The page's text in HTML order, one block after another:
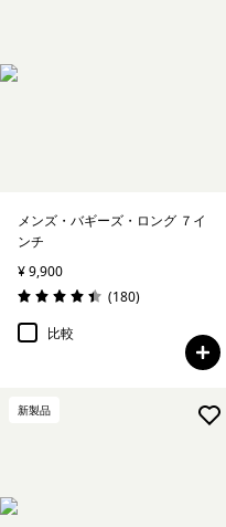
メンズ・バギーズ・ロング ７イ
ンチ
¥ 9,900
評価: 4.4 / 5
(180レビュー
)
比較
新製品